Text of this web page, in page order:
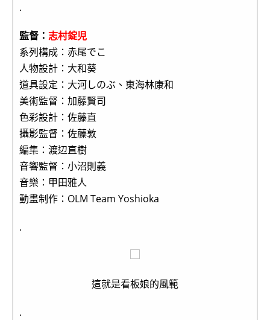
.
監督： 志村錠児
系列構成：赤尾でこ
人物設計：大和葵
道具設定：大河しのぶ、東海林康和
美術監督：加藤賢司
色彩設計：佐藤直
攝影監督：佐藤敦
編集：渡辺直樹
音響監督：小沼則義
音樂：甲田雅人
動畫制作：OLM Team Yoshioka
.
這就是看板娘的風範
.